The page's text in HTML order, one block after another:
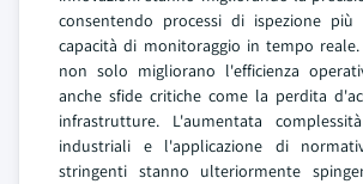
consentendo processi di ispezione
capacità di monitoraggio in tempo
non solo migliorano l'efficienza
anche sfide critiche come la perdita
infrastrutture. L'aumentata
industriali e l'applicazione di
stringenti stanno ulteriormente